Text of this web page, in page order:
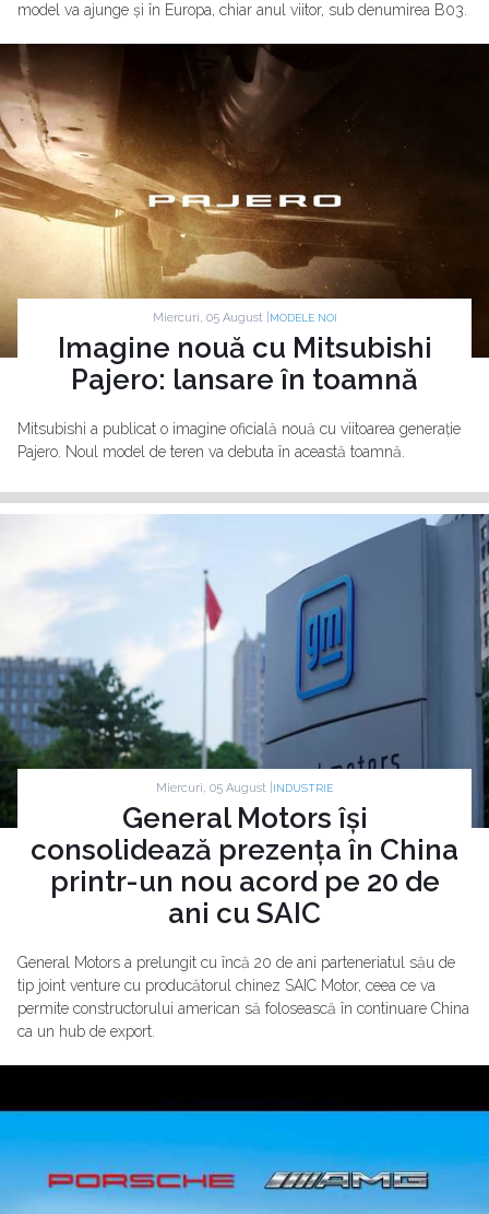
model va ajunge și în Europa, chiar anul viitor, sub denumirea B03.
Miercuri, 05 August | MODELE NOI
Imagine nouă cu Mitsubishi
Pajero: lansare în toamnă
Mitsubishi a publicat o imagine oficială nouă cu viitoarea generație
Pajero. Noul model de teren va debuta în această toamnă.
Miercuri, 05 August | INDUSTRIE
General Motors își
consolidează prezența în China
printr-un nou acord pe 20 de
ani cu SAIC
General Motors a prelungit cu încă 20 de ani parteneriatul său de
tip joint venture cu producătorul chinez SAIC Motor, ceea ce va
permite constructorului american să folosească în continuare China
ca un hub de export.